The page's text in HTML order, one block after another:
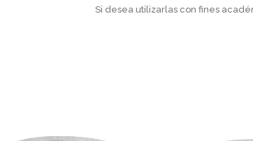
Si desea utilizarlas con fines